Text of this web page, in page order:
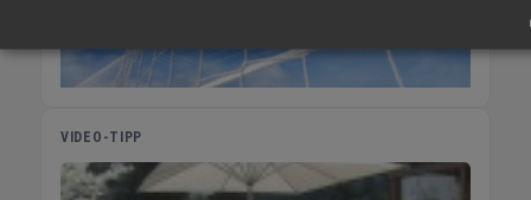
VIDEO-TIPP